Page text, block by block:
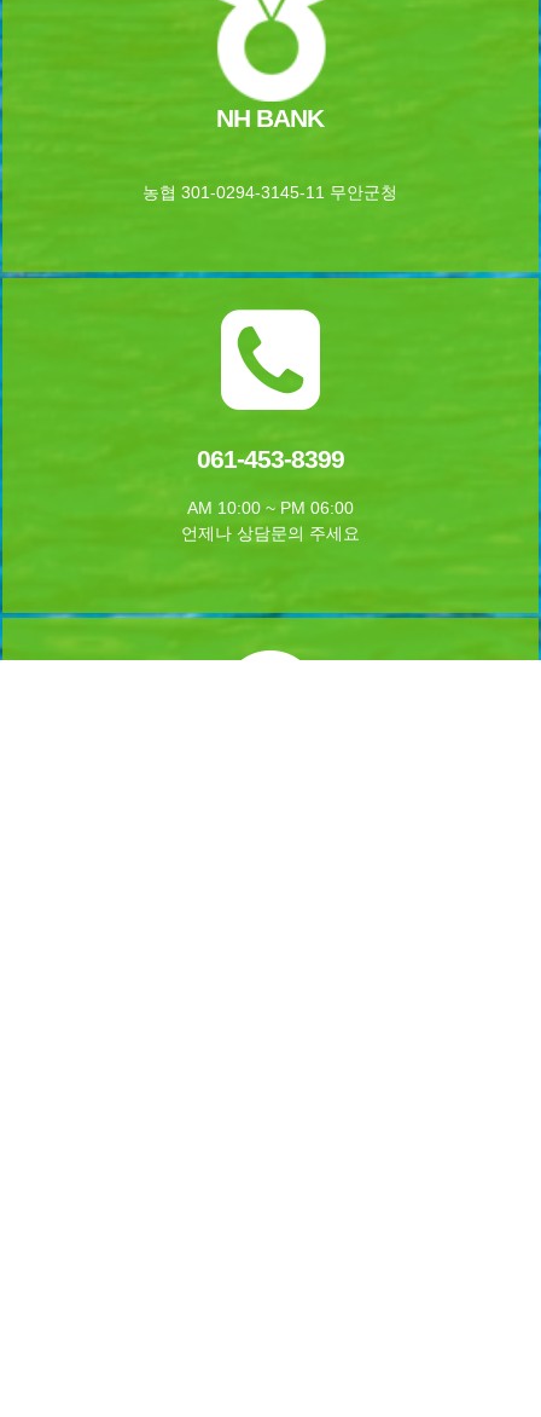
NH BANK
농협 301-0294-3145-11 무안군청
061-453-8399
AM 10:00 ~ PM 06:00
언제나 상담문의 주세요